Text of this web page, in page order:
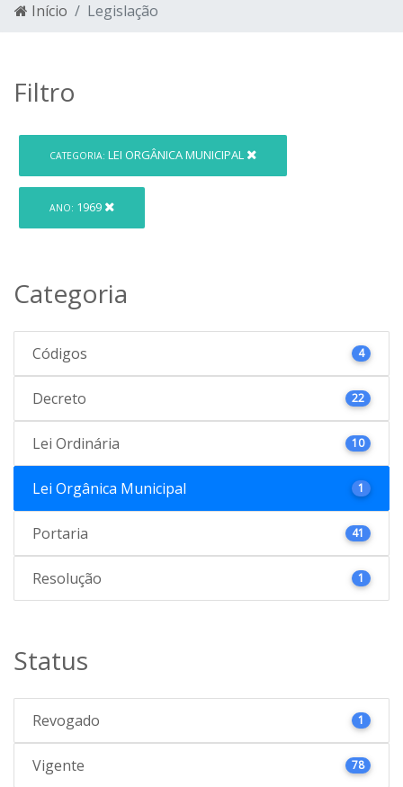
Início Legislação
Filtro
CATEGORIA: LEI ORGÂNICA MUNICIPAL
ANO: 1969
Categoria
Códigos 4
Decreto 22
Lei Ordinária 10
Lei Orgânica Municipal 1
Portaria 41
Resolução 1
Status
Revogado 1
Vigente 78